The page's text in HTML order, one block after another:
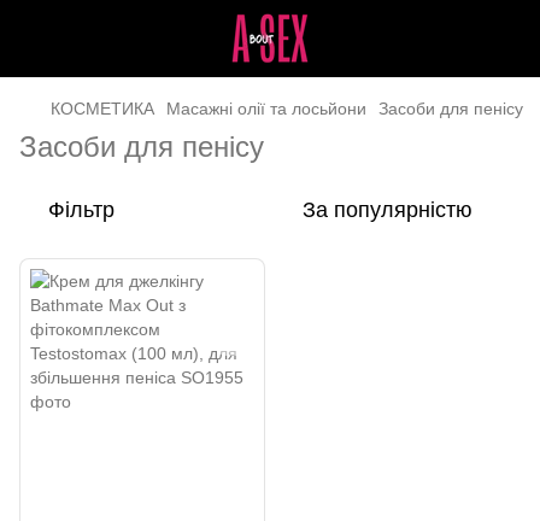
КОСМЕТИКА Масажні олії та лосьйони Засоби для пенісу
Засоби для пенісу
Фільтр За популярністю